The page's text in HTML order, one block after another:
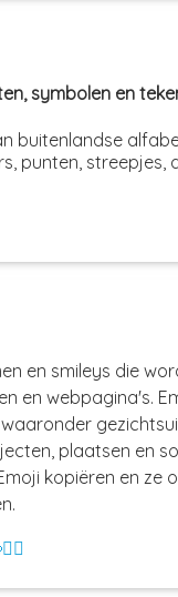
symbolen en
buitenlandse
punten, streepjes,
en smileys die
en webpagina's.
plaatsen en
kopiëren en ze
💁‍♀️